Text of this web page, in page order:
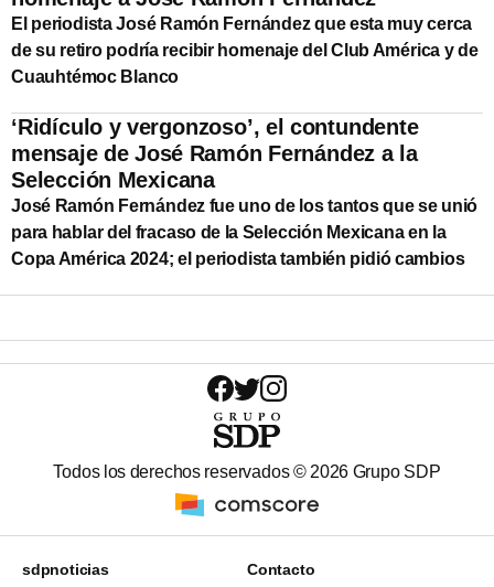
El periodista José Ramón Fernández que esta muy cerca
de su retiro podría recibir homenaje del Club América y de
Cuauhtémoc Blanco
‘Ridículo y vergonzoso’, el contundente
mensaje de José Ramón Fernández a la
Selección Mexicana
José Ramón Fernández fue uno de los tantos que se unió
para hablar del fracaso de la Selección Mexicana en la
Copa América 2024; el periodista también pidió cambios
Todos los derechos reservados ©2026 Grupo SDP
sdpnoticias Contacto